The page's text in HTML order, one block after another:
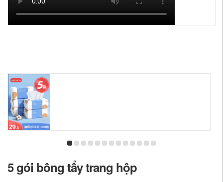
5 gói bông tẩy trang hộp